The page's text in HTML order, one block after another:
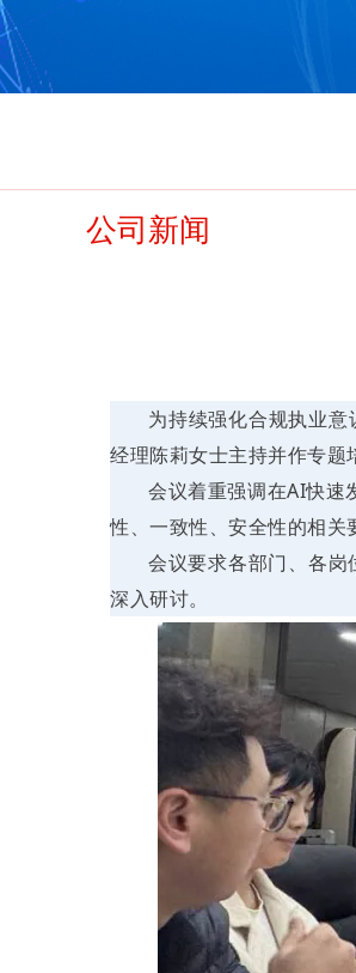
公司新闻
为持续强化合规执业
经理陈莉女士主持并作专题
会议着重强调在AI快速
性、一致性、安全性的相关
会议要求各部门、各
深入研讨。